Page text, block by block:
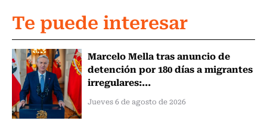
Te puede interesar
Marcelo Mella tras anuncio de
detención por 180 días a migrantes
irregulares:...
Jueves 6 de agosto de 2026